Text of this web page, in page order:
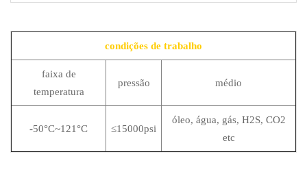
condições de trabalho
faixa de
temperatura
pressão médio
-50°C~121°C ≤15000psi
óleo, água, gás, H2S, CO2
etc